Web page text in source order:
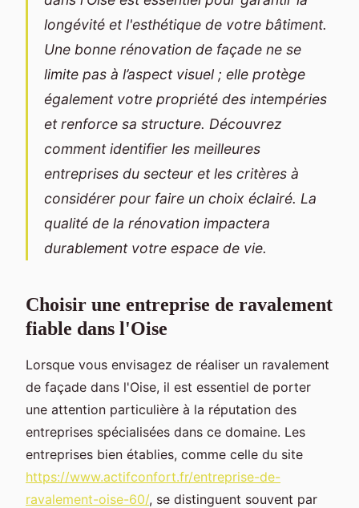
longévité et l'esthétique de votre bâtiment.
Une bonne rénovation de façade ne se
limite pas à l’aspect visuel ; elle protège
également votre propriété des intempéries
et renforce sa structure. Découvrez
comment identifier les meilleures
entreprises du secteur et les critères à
considérer pour faire un choix éclairé. La
qualité de la rénovation impactera
durablement votre espace de vie.
Choisir une entreprise de ravalement
fiable dans l'Oise
Lorsque vous envisagez de réaliser un ravalement
de façade dans l'Oise, il est essentiel de porter
une attention particulière à la réputation des
entreprises spécialisées dans ce domaine. Les
entreprises bien établies, comme celle du site
https://www.actifconfort.fr/entreprise-de-
ravalement-oise-60/, se distinguent souvent par